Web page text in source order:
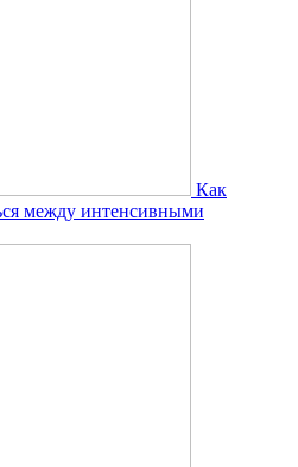
Как
между интенсивными